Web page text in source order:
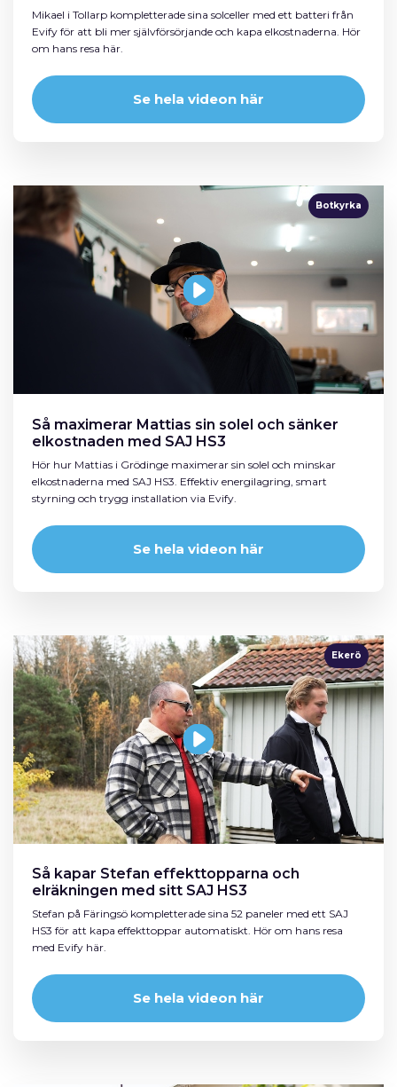
Mikael i Tollarp kompletterade sina solceller med ett batteri från
Evify för att bli mer självförsörjande och kapa elkostnaderna. Hör
om hans resa här.
Se hela videon här
Botkyrka
Så maximerar Mattias sin solel och sänker
elkostnaden med SAJ HS3
Hör hur Mattias i Grödinge maximerar sin solel och minskar
elkostnaderna med SAJ HS3. Effektiv energilagring, smart
styrning och trygg installation via Evify.
Se hela videon här
Ekerö
Så kapar Stefan effekttopparna och
elräkningen med sitt SAJ HS3
Stefan på Färingsö kompletterade sina 52 paneler med ett SAJ
HS3 för att kapa effekttoppar automatiskt. Hör om hans resa
med Evify här.
Se hela videon här